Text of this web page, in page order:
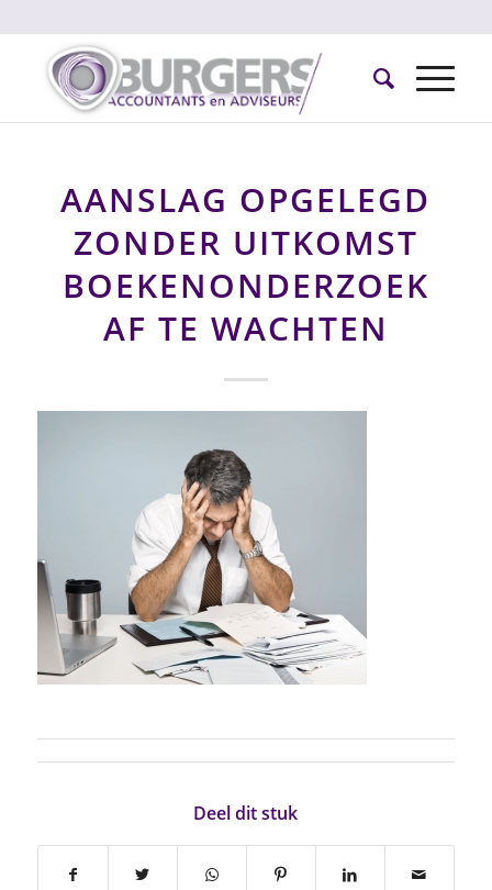
AANSLAG OPGELEGD
ZONDER UITKOMST
BOEKENONDERZOEK
AF TE WACHTEN
Deel dit stuk